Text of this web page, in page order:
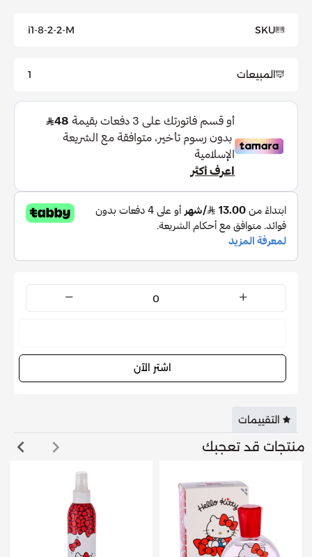
ماء، كحول سيتيل، كحول سيتريل، هيدروكسي إيثيل سلولوز،
قمح محلل هيدروكسي بروبيل كوكوديمونيوم، بروتين نباتي
إيثيل هكسيل جلسرين، تراي ديسيث-12، تراي ديسيث-6،
جلايسين، ألانين، سيرين، فالين، برولين، EDTA، إيزوليوسين،
ثريونين، فينيل ألانين، هيستيدين، فينوكسي إيثانول، حمض
البنزويك، حمض ديهيدرو أسيتيك، بنزوات الصوديوم، سوربات
البوتاسيوم، لينالول
مميزات:
-يحمي ويصفف شعرك ليجعله أكثر قوة ولمعان
-يجعل الشعر أكثر سلاسه وأكثر قابلية للتصفيف
-حماية الشعر من الشمس والتلوث والأشعه فوق البنفسجية
النباتات الطبيعية
SKU
i1-8-2-2-M
المبيعات 1
اشتر الآن
التقييمات
منتجات قد تعجبك